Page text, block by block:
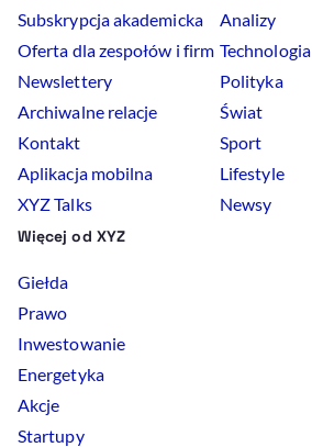
Subskrypcja akademicka
Oferta dla zespołów i firm
Newslettery
Archiwalne relacje
Kontakt
Aplikacja mobilna
XYZ Talks
Analizy
Technologia
Polityka
Świat
Sport
Lifestyle
Newsy
Więcej od XYZ
Giełda
Prawo
Inwestowanie
Energetyka
Akcje
Startupy